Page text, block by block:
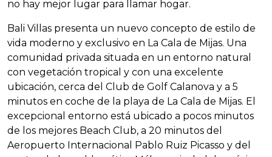
no hay mejor lugar para llamar hogar.
Bali Villas presenta un nuevo concepto de estilo de
vida moderno y exclusivo en La Cala de Mijas. Una
comunidad privada situada en un entorno natural
con vegetación tropical y con una excelente
ubicación, cerca del Club de Golf Calanova y a 5
minutos en coche de la playa de La Cala de Mijas. El
excepcional entorno está ubicado a pocos minutos
de los mejores Beach Club, a 20 minutos del
Aeropuerto Internacional Pablo Ruiz Picasso y del